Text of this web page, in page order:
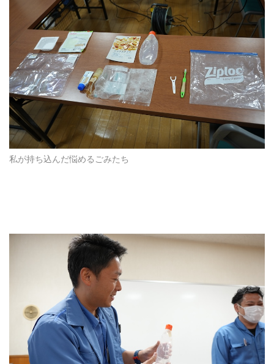
私が持ち込んだ悩めるごみたち